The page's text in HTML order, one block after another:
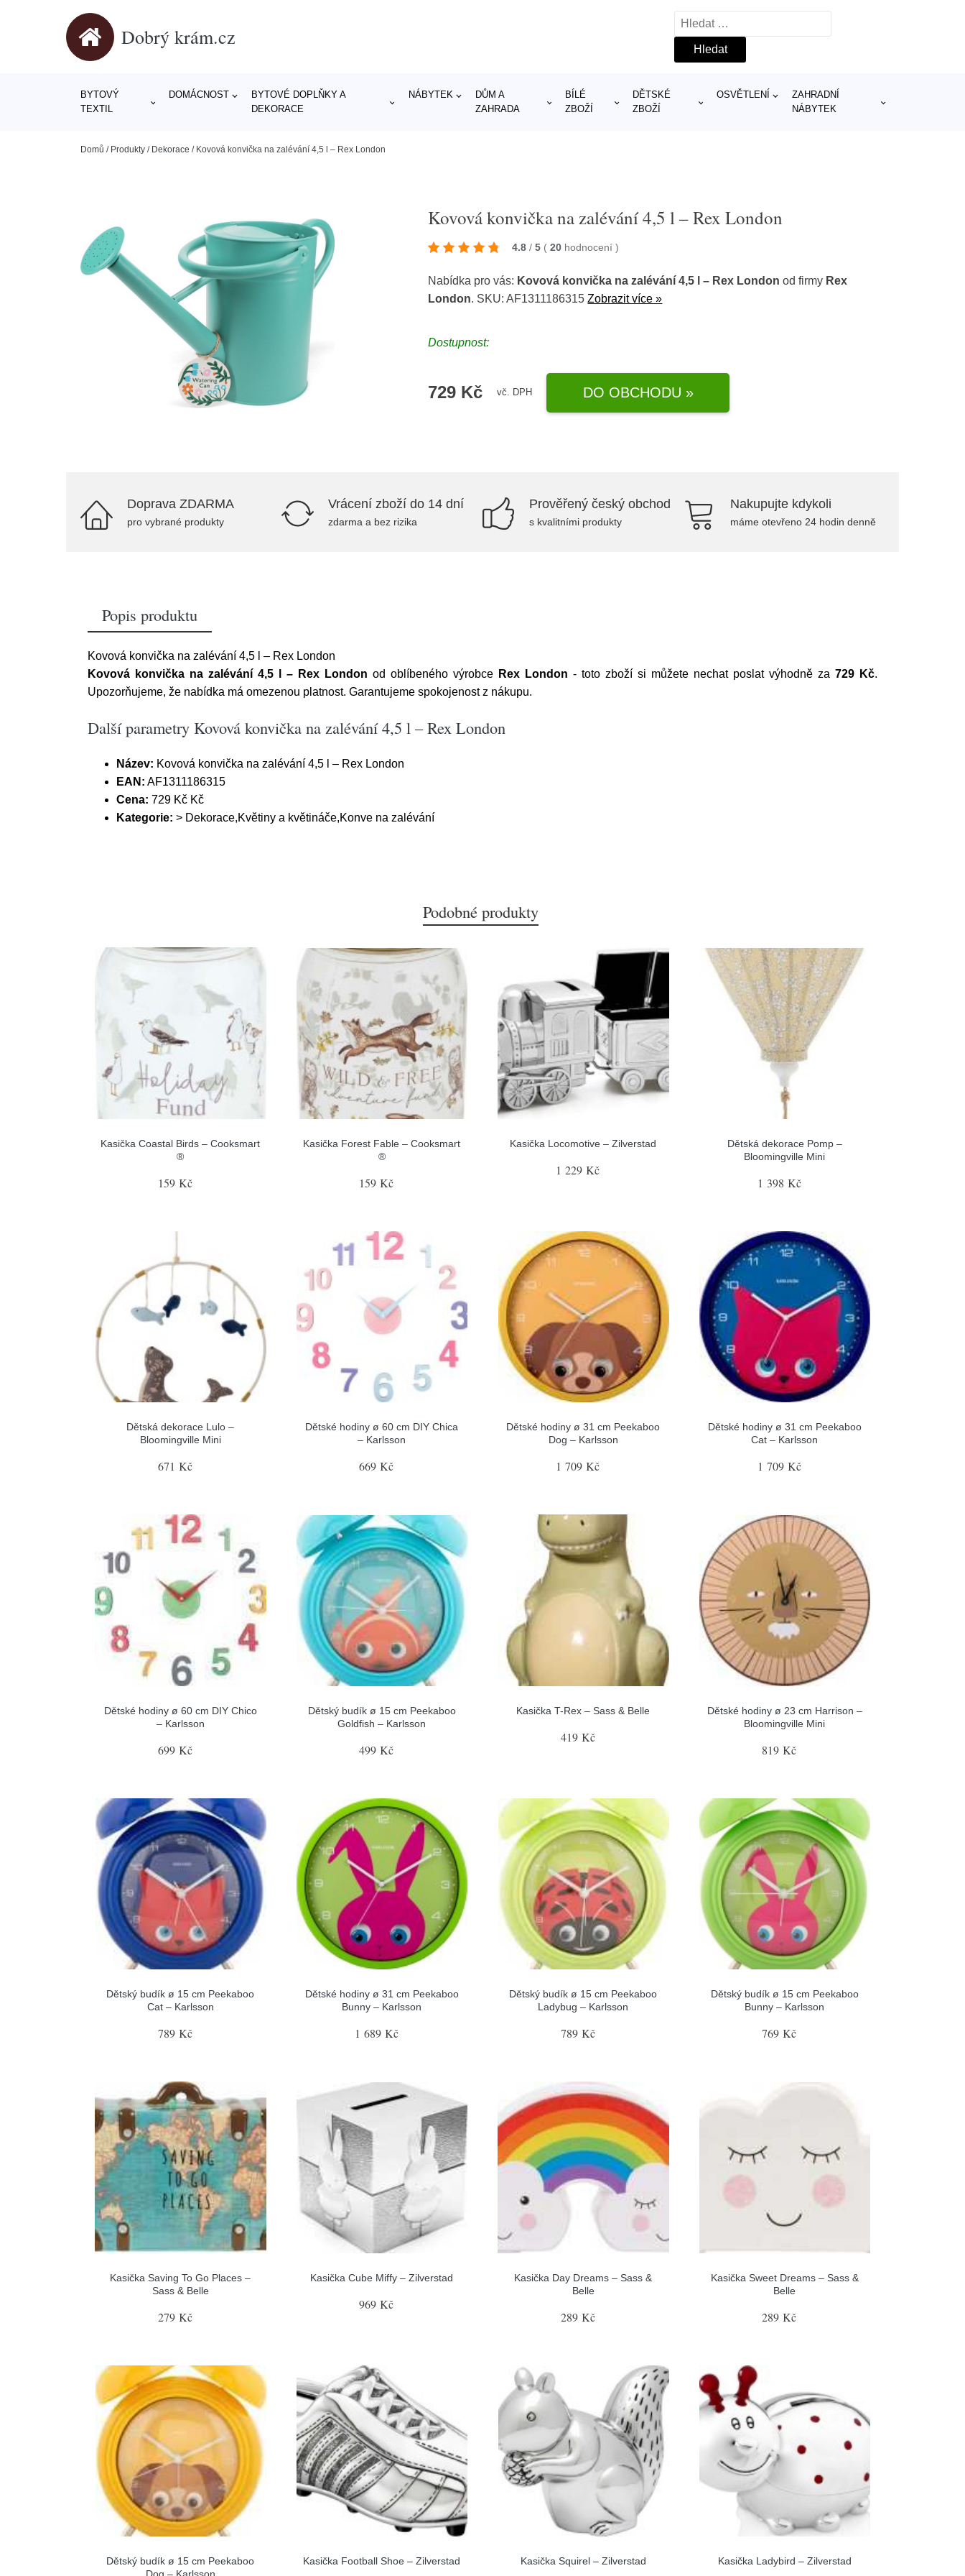
Dobrý krám.cz
Vyhledávání
BYTOVÝ
TEXTIL
DOMÁCNOST
BYTOVÉ DOPLŇKY A
DEKORACE
NÁBYTEK
DŮM A
ZAHRADA
BÍLÉ
ZBOŽÍ
DĚTSKÉ
ZBOŽÍ
OSVĚTLENÍ
ZAHRADNÍ
NÁBYTEK
Domů / Produkty / Dekorace / Kovová konvička na zalévání 4,5 l – Rex London
Kovová konvička na zalévání 4,5 l – Rex London
4.8 / 5 ( 20 hodnocení)
Nabídka pro vás: Kovová konvička na zalévání 4,5 l – Rex London od firmy Rex
London. SKU: AF1311186315Zobrazit více »
Dostupnost:
729 Kč vč. DPH DO OBCHODU »
Doprava ZDARMA
pro vybrané produkty
Vrácení zboží do 14 dní
zdarma a bez rizika
Prověřený český obchod
s kvalitními produkty
Nakupujte kdykoli
máme otevřeno 24 hodin denně
Popis produktu
Kovová konvička na zalévání 4,5 l – Rex London
Kovová konvička na zalévání 4,5 l – Rex London od oblíbeného výrobce Rex London - toto zboží si můžete nechat poslat výhodně za 729 Kč.
Upozorňujeme, že nabídka má omezenou platnost. Garantujeme spokojenost z nákupu.
Další parametry Kovová konvička na zalévání 4,5 l – Rex London
Název: Kovová konvička na zalévání 4,5 l – Rex London
EAN: AF1311186315
Cena: 729 Kč Kč
Kategorie: > Dekorace,Květiny a květináče,Konve na zalévání
Podobné produkty
Kasička Coastal Birds – Cooksmart
®
159 Kč
Kasička Forest Fable – Cooksmart
®
159 Kč
Kasička Locomotive – Zilverstad
1 229 Kč
Dětská dekorace Pomp –
Bloomingville Mini
1 398 Kč
Dětská dekorace Lulo –
Bloomingville Mini
671 Kč
Dětské hodiny ø 60 cm DIY Chica
– Karlsson
669 Kč
Dětské hodiny ø 31 cm Peekaboo
Dog – Karlsson
1 709 Kč
Dětské hodiny ø 31 cm Peekaboo
Cat – Karlsson
1 709 Kč
Dětské hodiny ø 60 cm DIY Chico
– Karlsson
699 Kč
Dětský budík ø 15 cm Peekaboo
Goldfish – Karlsson
499 Kč
Kasička T-Rex – Sass & Belle
419 Kč
Dětské hodiny ø 23 cm Harrison –
Bloomingville Mini
819 Kč
Dětský budík ø 15 cm Peekaboo
Cat – Karlsson
789 Kč
Dětské hodiny ø 31 cm Peekaboo
Bunny – Karlsson
1 689 Kč
Dětský budík ø 15 cm Peekaboo
Ladybug – Karlsson
789 Kč
Dětský budík ø 15 cm Peekaboo
Bunny – Karlsson
769 Kč
Kasička Saving To Go Places –
Sass & Belle
279 Kč
Kasička Cube Miffy – Zilverstad
969 Kč
Kasička Day Dreams – Sass &
Belle
289 Kč
Kasička Sweet Dreams – Sass &
Belle
289 Kč
Dětský budík ø 15 cm Peekaboo
Kasička Football Shoe – Zilverstad Kasička Squirel – Zilverstad Kasička Ladybird – Zilverstad